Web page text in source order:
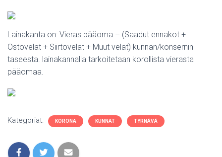
Lainakanta on: Vieras pääoma – (Saadut ennakot +
Ostovelat + Siirtovelat + Muut velat) kunnan/konsernin
taseesta. lainakannalla tarkoitetaan korollista vierasta
pääomaa.
Kategoriat: KORONA KUNNAT TYRNÄVÄ